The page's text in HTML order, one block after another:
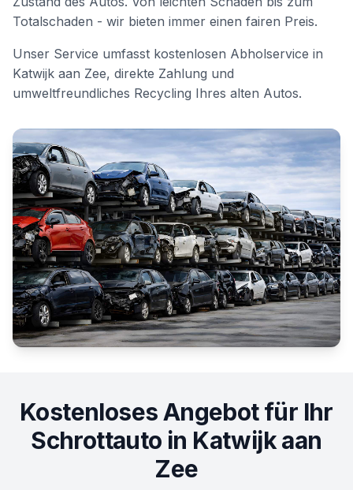
Totalschaden - wir bieten immer einen fairen Preis.
Unser Service umfasst kostenlosen Abholservice in
Katwijk aan Zee, direkte Zahlung und
umweltfreundliches Recycling Ihres alten Autos.
Kostenloses Angebot für Ihr
Schrottauto in Katwijk aan
Zee